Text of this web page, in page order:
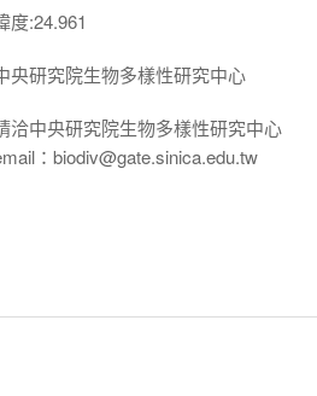
度:24.961
央研究院生物多樣性研究中心
洽中央研究院生物多樣性研究中心
：biodiv@gate.sinica.edu.tw